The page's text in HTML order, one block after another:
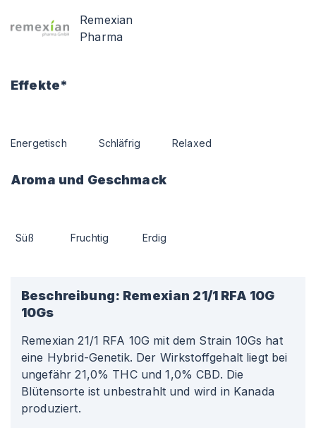
Remexian
Pharma
Effekte*
Energetisch Schläfrig Relaxed
Aroma und Geschmack
Süß Fruchtig Erdig
Beschreibung: Remexian 21/1 RFA 10G
10Gs
Remexian 21/1 RFA 10G mit dem Strain 10Gs hat
eine Hybrid-Genetik. Der Wirkstoffgehalt liegt bei
ungefähr 21,0% THC und 1,0% CBD. Die
Blütensorte ist unbestrahlt und wird in Kanada
produziert.